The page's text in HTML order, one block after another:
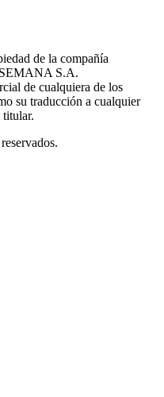
de la compañía
S.A.
de cualquiera de los
su traducción a cualquier
titular.